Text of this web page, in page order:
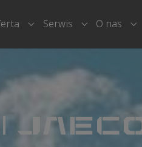
for "Modele"
Submenu for "Oferta"
Serwis Submenu for
O nas